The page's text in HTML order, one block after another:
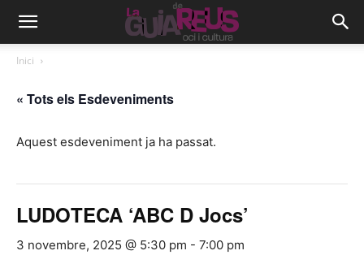
Inici
« Tots els Esdeveniments
Aquest esdeveniment ja ha passat.
LUDOTECA ‘ABC D Jocs’
3 novembre, 2025 @ 5:30 pm - 7:00 pm